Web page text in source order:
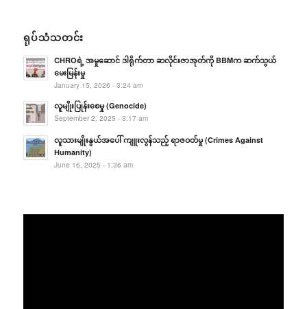
ရုပ်သံသတင်း
CHROရဲ့ အမှုဆောင် ဒါရိုက်တာ ဆလိုင်းဇာအုတ်ကို BBMက ဆက်သွယ်
မေးမြန်းမှု
January 15, 2026 - 3:24 am
လူမျိုးပြုန်းစေမှု (Genocide)
September 2, 2025 - 3:17 am
လူသားမျိုးနွယ်အပေါ် ကျူးလွန်သည့် ရာဇဝတ်မှု (Crimes Against
Humanity)
June 16, 2025 - 1:36 am